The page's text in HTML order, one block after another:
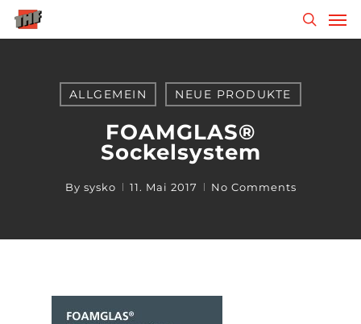
Skip
main
search
ALLGEMEIN NEUE PRODUKTE
FOAMGLAS®
Sockelsystem
By sysko 11. Mai 2017 No Comments